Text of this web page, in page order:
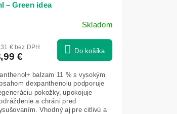
– Green idea
Skladom
€ bez DPH
€
Do košíka
balzam 11 % s vysokým
dexpanthenolu podporuje
pokožky, upokojuje
a chráni pred
Vhodný aj pre citlivú a